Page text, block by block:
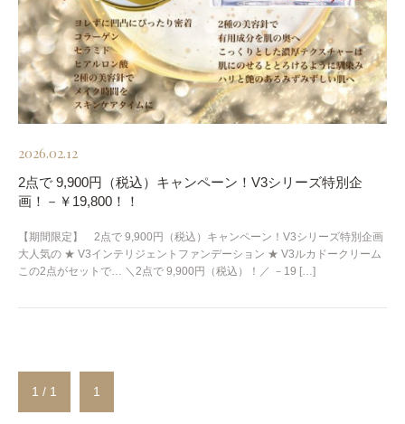
2026.02.12
2点で 9,900円（税込）キャンペーン！V3シリーズ特別企
画！－￥19,800！！
【期間限定】 2点で 9,900円（税込）キャンペーン！V3シリーズ特別企画
大人気の ★ V3インテリジェントファンデーション ★ V3ルカドークリーム
この2点がセットで… ＼2点で 9,900円（税込）！／ －19 […]
1 / 1 1